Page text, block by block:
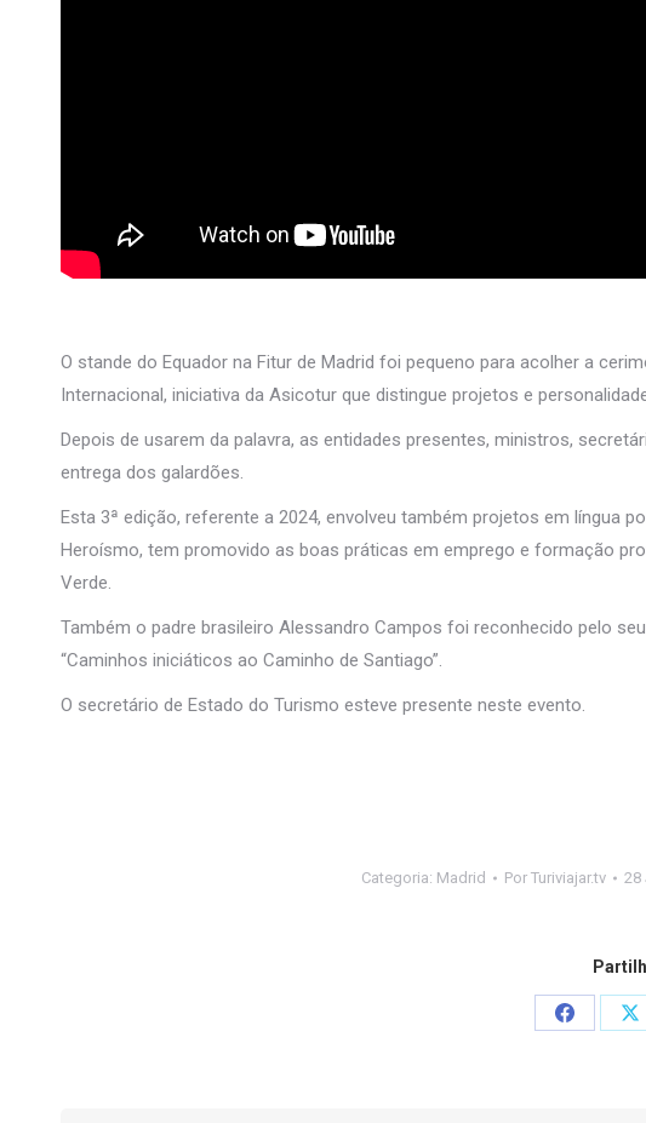
O stande do Equador na Fitur de Madrid foi pequeno para acolher a
Internacional, iniciativa da Asicotur que distingue projetos e
Depois de usarem da palavra, as entidades presentes, ministros,
entrega dos galardões.
Esta 3ª edição, referente a 2024, envolveu também projetos em língua
Heroísmo, tem promovido as boas práticas em emprego e formação
Verde.
Também o padre brasileiro Alessandro Campos foi reconhecido pelo
“Caminhos iniciáticos ao Caminho de Santiago”.
O secretário de Estado do Turismo esteve presente neste evento.
Categoria: Madrid Por Turiviajar.tv 28
Share